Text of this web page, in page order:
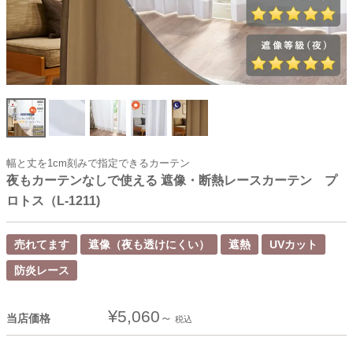
幅と丈を1cm刻みで指定できるカーテン
夜もカーテンなしで使える 遮像・断熱レースカーテン プ
ロトス（L-1211)
売れてます 遮像（夜も透けにくい） 遮熱 UVカット
防炎レース
当店価格 ¥5,060 税込